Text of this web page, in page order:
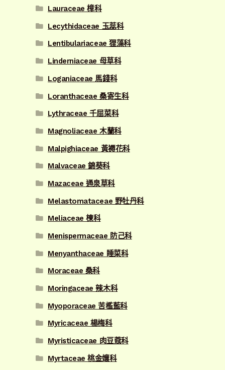
Lauraceae 樟科
Lecythidaceae 玉蕊科
Lentibulariaceae 狸藻科
Linderniaceae 母草科
Loganiaceae 馬錢科
Loranthaceae 桑寄生科
Lythraceae 千屈菜科
Magnoliaceae 木蘭科
Malpighiaceae 黃褥花科
Malvaceae 錦葵科
Mazaceae 通泉草科
Melastomataceae 野牡丹科
Meliaceae 楝科
Menispermaceae 防己科
Menyanthaceae 睡菜科
Moraceae 桑科
Moringaceae 辣木科
Myoporaceae 苦檻藍科
Myricaceae 楊梅科
Myristicaceae 肉豆蔻科
Myrtaceae 桃金孃科